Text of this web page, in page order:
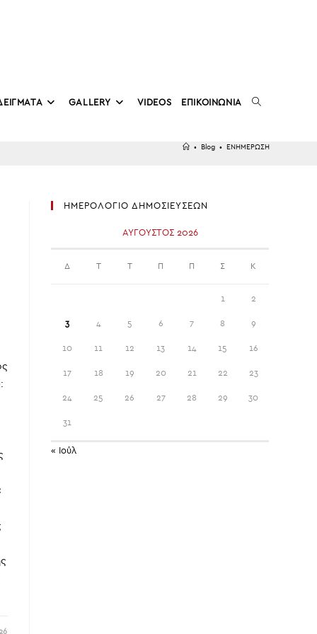
GALLERY VIDEOS ΕΠΙΚΟΙΝΩΝΙΑ TOGGLE
• Blog • ΕΝΗΜΕΡΩΣΗ
ΗΜΕΡΟΛΟΓΙΟ ΔΗΜΟΣΙΕΥΣΕΩΝ
ΑΎΓΟΥΣΤΟΣ 2026
Δ Τ Τ Π Π Σ Κ
1 2
3 4 5 6 7 8 9
10 11 12 13 14 15 16
17 18 19 20 21 22 23
24 25 26 27 28 29 30
31
« Ιούλ